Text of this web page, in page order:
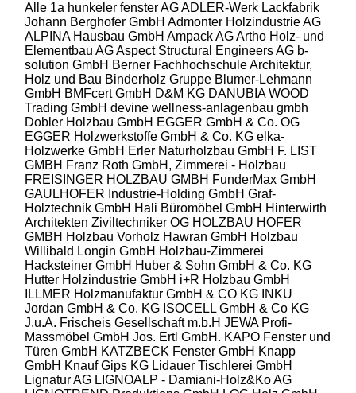
Alle 1a hunkeler fenster AGADLER-Werk Lackfabrik
Johann Berghofer GmbH Admonter Holzindustrie AG
ALPINA Hausbau GmbHAmpack AGArtho Holz- und
Elementbau AGAspect Structural Engineers AG b-
solution GmbH Berner Fachhochschule Architektur,
Holz und Bau Binderholz Gruppe Blumer-Lehmann
GmbH BMFcert GmbH D&M KG DANUBIA WOOD
Trading GmbH devine wellness-anlagenbau gmbh
Dobler Holzbau GmbH EGGER GmbH & Co. OG
EGGER Holzwerkstoffe GmbH & Co. KG elka-
Holzwerke GmbH Erler Naturholzbau GmbH F. LIST
GMBH Franz Roth GmbH, Zimmerei - Holzbau
FREISINGER HOLZBAU GMBH FunderMax GmbH
GAULHOFER Industrie-Holding GmbHGraf-
Holztechnik GmbH Hali Büromöbel GmbH Hinterwirth
Architekten Ziviltechniker OG HOLZBAU HOFER
GMBH Holzbau Vorholz Hawran GmbH Holzbau
Willibald Longin GmbH Holzbau-Zimmerei
Hacksteiner GmbH Huber & Sohn GmbH & Co. KG
Hutter Holzindustrie GmbH i+R Holzbau GmbH
ILLMER Holzmanufaktur GmbH & CO KG INKU
Jordan GmbH & Co. KG ISOCELL GmbH & Co KG
J.u.A. Frischeis Gesellschaft m.b.H JEWA Profi-
Massmöbel GmbH Jos. Ertl GmbH. KAPO Fenster und
Türen GmbH KATZBECK Fenster GmbH Knapp
GmbH Knauf Gips KG Lidauer Tischlerei GmbH
Lignatur AG LIGNOALP - Damiani-Holz&Ko AG